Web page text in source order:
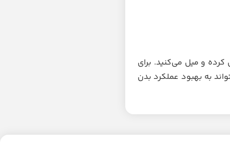
دلخواه آب یا آبمیوه حل کرده و میل می‌کنید. برای
می‌تواند به بهبود عملکرد بدن